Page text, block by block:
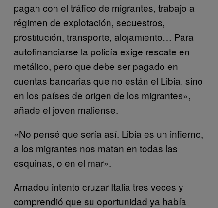
pagan con el tráfico de migrantes, trabajo a
régimen de explotación, secuestros,
prostitución, transporte, alojamiento… Para
autofinanciarse la policía exige rescate en
metálico, pero que debe ser pagado en
cuentas bancarias que no están el Libia, sino
en los países de origen de los migrantes»,
añade el joven maliense.
«No pensé que sería así. Libia es un infierno,
a los migrantes nos matan en todas las
esquinas, o en el mar».
Amadou intento cruzar Italia tres veces y
comprendió que su oportunidad ya había